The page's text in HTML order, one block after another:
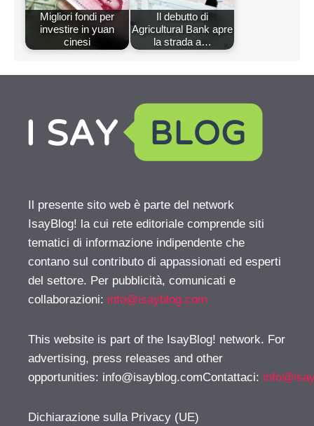
Migliori fondi per
investire in yuan
cinesi
Il debutto di
Agricultural Bank apre
la strada a…
Il presente sito web è parte del network
IsayBlog! la cui rete editoriale comprende siti
tematici di informazione indipendente che
contano sul contributo di appassionati ed esperti
del settore. Per pubblicità, comunicati e
collaborazioni: info@isayblog.com
This website is part of the IsayBlog! network. For
advertising, press releases and other
opportunities: info@isayblog.comContattaci:
Dichiarazione sulla Privacy (UE)